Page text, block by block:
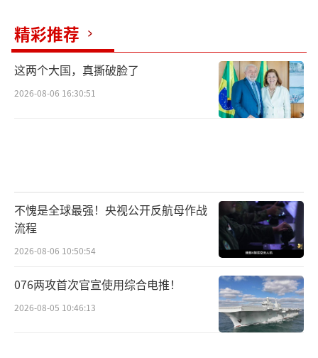
精彩推荐
这两个大国，真撕破脸了
2026-08-06 16:30:51
不愧是全球最强！央视公开反航母作战
流程
2026-08-06 10:50:54
076两攻首次官宣使用综合电推！
2026-08-05 10:46:13